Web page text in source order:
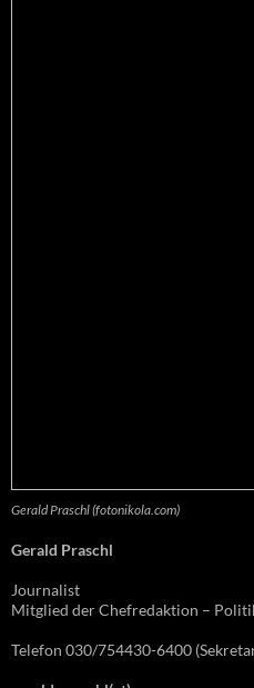
Gerald Praschl (fotonikola.com)
Gerald Praschl
Journalist
Mitglied der Chefredaktion –
Telefon 030/754430-6400